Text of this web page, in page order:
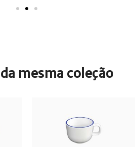
mesma coleção